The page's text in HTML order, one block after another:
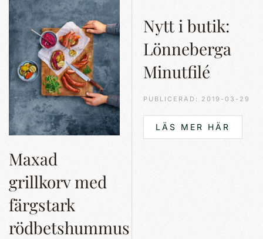
Maxad
grillkorv med
färgstark
rödbetshummus
Nytt i butik:
Lönneberga
Minutfilé
PUBLICERAD: 2019-03-29
LÄS MER HÄR